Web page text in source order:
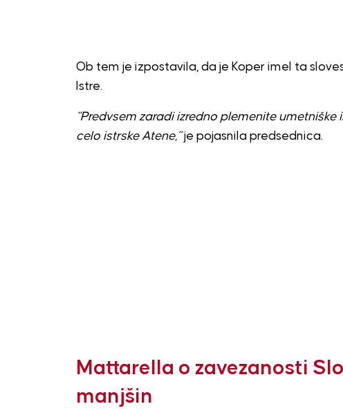
Ob tem je izpostavila, da je Koper imel ta
Istre.
“Predvsem zaradi izredno plemenite
celo istrske Atene,”je pojasnila predsednica.
Mattarella o zavezanosti
manjšin